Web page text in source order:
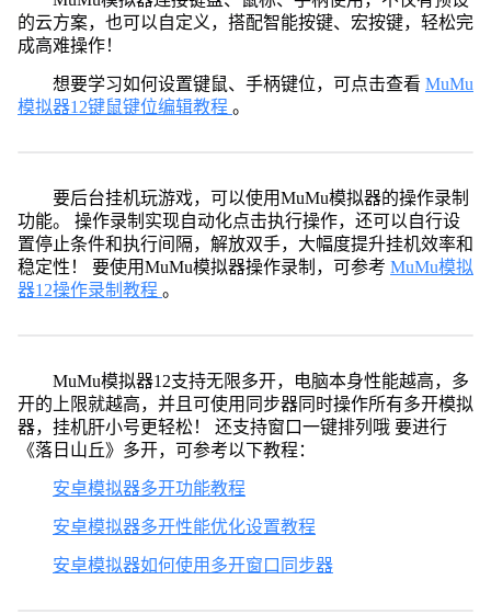
的云方案，也可以自定义，搭配智能按键、宏按键，轻松完
成高难操作！
想要学习如何设置键鼠、手柄键位，可点击查看 MuMu
模拟器12键鼠键位编辑教程 。
要后台挂机玩游戏，可以使用MuMu模拟器的操作录制
功能。 操作录制实现自动化点击执行操作，还可以自行设
置停止条件和执行间隔，解放双手，大幅度提升挂机效率和
稳定性！ 要使用MuMu模拟器操作录制，可参考 MuMu模拟
器12操作录制教程 。
MuMu模拟器12支持无限多开，电脑本身性能越高，多
开的上限就越高，并且可使用同步器同时操作所有多开模拟
器，挂机肝小号更轻松！ 还支持窗口一键排列哦 要进行
《落日山丘》多开，可参考以下教程：
安卓模拟器多开功能教程
安卓模拟器多开性能优化设置教程
安卓模拟器如何使用多开窗口同步器